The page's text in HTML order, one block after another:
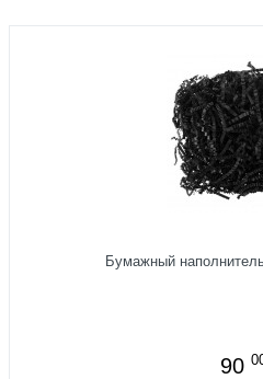
Бумажный
90